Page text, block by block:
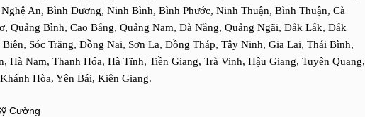
An, Bình Dương, Ninh Bình, Bình Phước, Ninh Thuận, Bình Thuận, Cà
Quảng Bình, Cao Bằng, Quảng Nam, Đà Nẵng, Quảng Ngãi, Đắk Lắk, Đắk
Sóc Trăng, Đồng Nai, Sơn La, Đồng Tháp, Tây Ninh, Gia Lai, Thái Bình,
Hà Nam, Thanh Hóa, Hà Tĩnh, Tiền Giang, Trà Vinh, Hậu Giang, Tuyên Quang,
Hòa, Yên Bái, Kiên Giang.
Cường